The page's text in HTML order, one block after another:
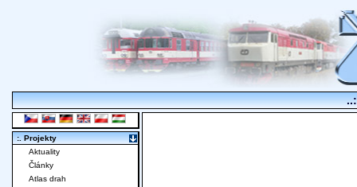
:. Projekty
Aktuality
Články
Atlas drah